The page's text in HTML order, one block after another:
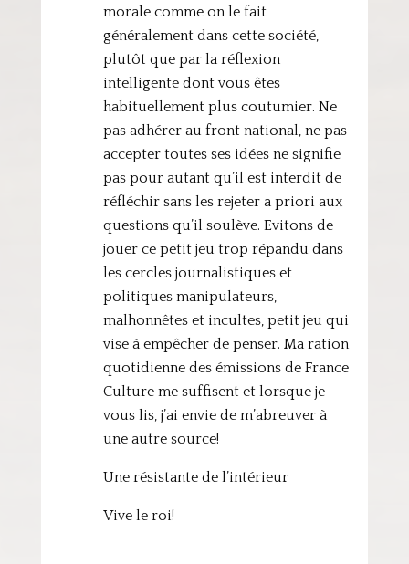
morale comme on le fait
généralement dans cette société,
plutôt que par la réflexion
intelligente dont vous êtes
habituellement plus coutumier. Ne
pas adhérer au front national, ne pas
accepter toutes ses idées ne signifie
pas pour autant qu’il est interdit de
réfléchir sans les rejeter a priori aux
questions qu’il soulève. Evitons de
jouer ce petit jeu trop répandu dans
les cercles journalistiques et
politiques manipulateurs,
malhonnêtes et incultes, petit jeu qui
vise à empêcher de penser. Ma ration
quotidienne des émissions de France
Culture me suffisent et lorsque je
vous lis, j’ai envie de m’abreuver à
une autre source!
Une résistante de l’intérieur
Vive le roi!